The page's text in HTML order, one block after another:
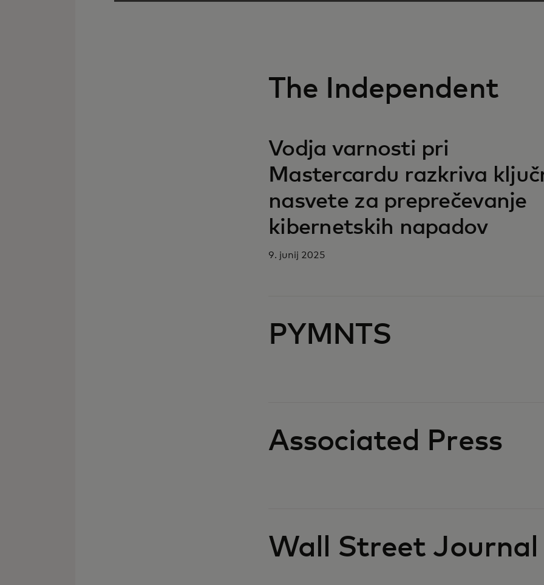
The Independent
Vodja varnosti pri
Mastercardu razkriva
nasvete za preprečevanje
kibernetskih napadov
9. junij 2025
opens in a new tab
PYMNTS
Associated Press
Wall Street Journal